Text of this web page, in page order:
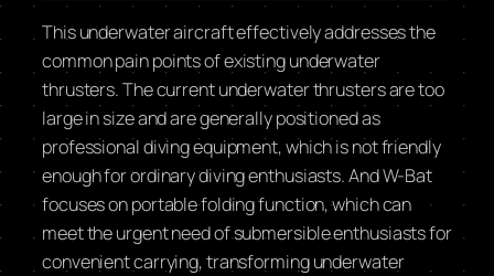
This underwater aircraft effectively addresses the
common pain points of existing underwater
thrusters. The current underwater thrusters are too
large in size and are generally positioned as
professional diving equipment, which is not friendly
enough for ordinary diving enthusiasts. And W-Bat
focuses on portable folding function, which can
meet the urgent need of submersible enthusiasts for
convenient carrying, transforming underwater